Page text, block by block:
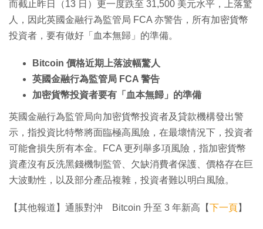
而截止昨日（13 日）更一度跌至 31,500 美元水平，上落驚
人，因此英國金融行為監管局 FCA 亦警告，所有加密貨幣
投資者，要有做好「血本無歸」的準備。
Bitcoin 價格近期上落波幅驚人
英國金融行為監管局 FCA 警告
加密貨幣投資者要有「血本無歸」的準備
英國金融行為監管局向加密貨幣投資者及貸款機構發出警
示，指投資比特幣將面臨極高風險，在最壞情況下，投資者
可能會損失所有本金。FCA 更列舉多項風險，指加密貨幣
資產沒有反洗黑錢機制監管、欠缺消費者保護、價格存在巨
大波動性，以及部分產品複雜，投資者難以明白風險。
【其他報道】通脹對沖 Bitcoin 升至 3 年新高【下一頁】